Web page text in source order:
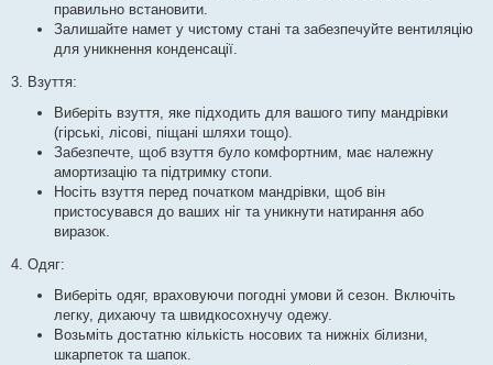
правильно встановити.
Залишайте намет у чистому стані та забезпечуйте вентиляцію
для уникнення конденсації.
3. Взуття:
Виберіть взуття, яке підходить для вашого типу мандрівки
(гірські, лісові, піщані шляхи тощо).
Забезпечте, щоб взуття було комфортним, має належну
амортизацію та підтримку стопи.
Носіть взуття перед початком мандрівки, щоб він
пристосувався до ваших ніг та уникнути натирання або
виразок.
4. Одяг:
Виберіть одяг, враховуючи погодні умови й сезон. Включіть
легку, дихаючу та швидкосохнучу одежу.
Возьміть достатню кількість носових та нижніх білизни,
шкарпеток та шапок.